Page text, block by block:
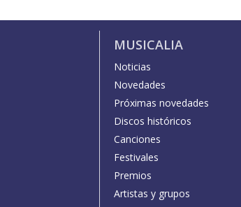
MUSICALIA
Noticias
Novedades
Próximas novedades
Discos históricos
Canciones
Festivales
Premios
Artistas y grupos